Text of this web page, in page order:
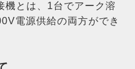
機とは、1台でアーク溶
電源供給の両方ができ